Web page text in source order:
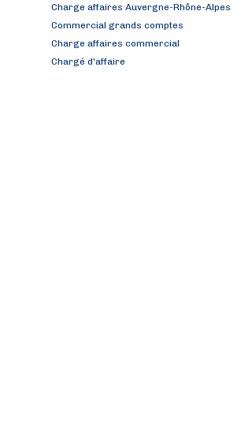
Charge affaires Auvergne-Rhône-Alpes
Commercial grands comptes
Charge affaires commercial
Chargé d'affaire